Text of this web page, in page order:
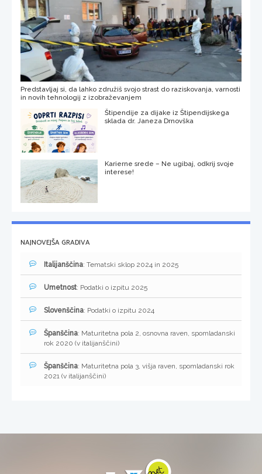
Predstavljaj si, da lahko združiš svojo strast do raziskovanja, varnosti
in novih tehnologij z izobraževanjem
Štipendije za dijake iz Štipendijskega
sklada dr. Janeza Drnovška
Karierne srede – Ne ugibaj, odkrij svoje
interese!
NAJNOVEJŠA GRADIVA
Italijanščina: Tematski sklop 2024 in 2025
Umetnost: Podatki o izpitu 2025
Slovenščina: Podatki o izpitu 2024
Španščina: Maturitetna pola 2, osnovna raven, spomladanski
rok 2020 (v italijanščini)
Španščina: Maturitetna pola 3, višja raven, spomladanski rok
2021 (v italijanščini)